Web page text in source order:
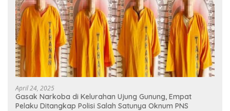
April 24, 2025
Gasak Narkoba di Kelurahan Ujung Gunung, Empat
Pelaku Ditangkap Polisi Salah Satunya Oknum PNS